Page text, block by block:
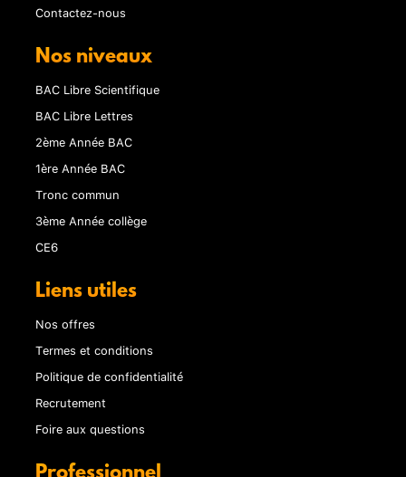
Contactez-nous
Nos niveaux
BAC Libre Scientifique
BAC Libre Lettres
2ème Année BAC
1ère Année BAC
Tronc commun
3ème Année collège
CE6
Liens utiles
Nos offres
Termes et conditions
Politique de confidentialité
Recrutement
Foire aux questions